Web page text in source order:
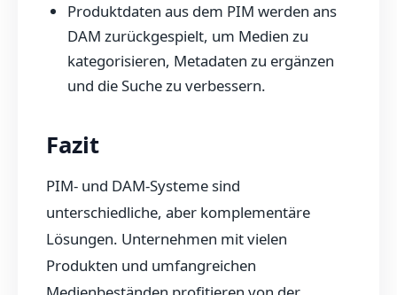
Produktdaten aus dem PIM werden ans
DAM zurückgespielt, um Medien zu
kategorisieren, Metadaten zu ergänzen
und die Suche zu verbessern.
Fazit
PIM- und DAM-Systeme sind
unterschiedliche, aber komplementäre
Lösungen. Unternehmen mit vielen
Produkten und umfangreichen